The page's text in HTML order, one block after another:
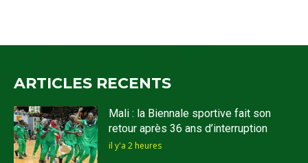
ARTICLES RECENTS
Mali : la Biennale sportive fait son
retour après 36 ans d’interruption
il y'a 2 heures